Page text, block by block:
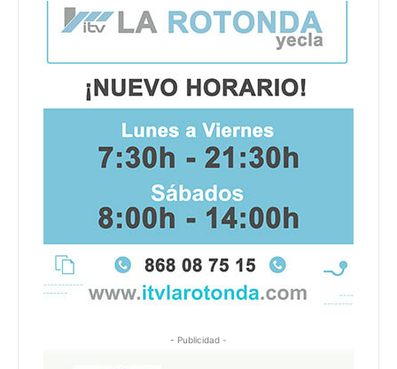
- Publicidad -